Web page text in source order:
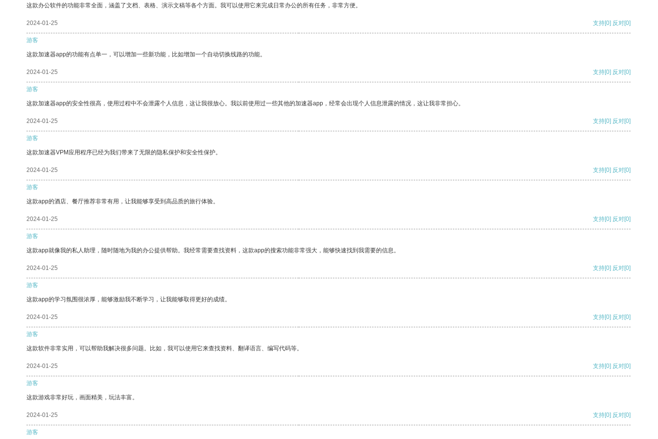
这款办公软件的功能非常全面，涵盖了文档、表格、演示文稿等各个方面。我可以使用它来完成日常办公的所有任务，非常方便。
2024-01-25 支持[0] 反对[0]
游客
这款加速器app的功能有点单一，可以增加一些新功能，比如增加一个自动切换线路的功能。
2024-01-25 支持[0] 反对[0]
游客
这款加速器app的安全性很高，使用过程中不会泄露个人信息，这让我很放心。我以前使用过一些其他的加速器app，经常会出现个人信息泄露的情况，这让我非常担心。
2024-01-25 支持[0] 反对[0]
游客
这款加速器VPM应用程序已经为我们带来了无限的隐私保护和安全性保护。
2024-01-25 支持[0] 反对[0]
游客
这款app的酒店、餐厅推荐非常有用，让我能够享受到高品质的旅行体验。
2024-01-25 支持[0] 反对[0]
游客
这款app就像我的私人助理，随时随地为我的办公提供帮助。我经常需要查找资料，这款app的搜索功能非常强大，能够快速找到我需要的信息。
2024-01-25 支持[0] 反对[0]
游客
这款app的学习氛围很浓厚，能够激励我不断学习，让我能够取得更好的成绩。
2024-01-25 支持[0] 反对[0]
游客
这款软件非常实用，可以帮助我解决很多问题。比如，我可以使用它来查找资料、翻译语言、编写代码等。
2024-01-25 支持[0] 反对[0]
游客
这款游戏非常好玩，画面精美，玩法丰富。
2024-01-25 支持[0] 反对[0]
游客